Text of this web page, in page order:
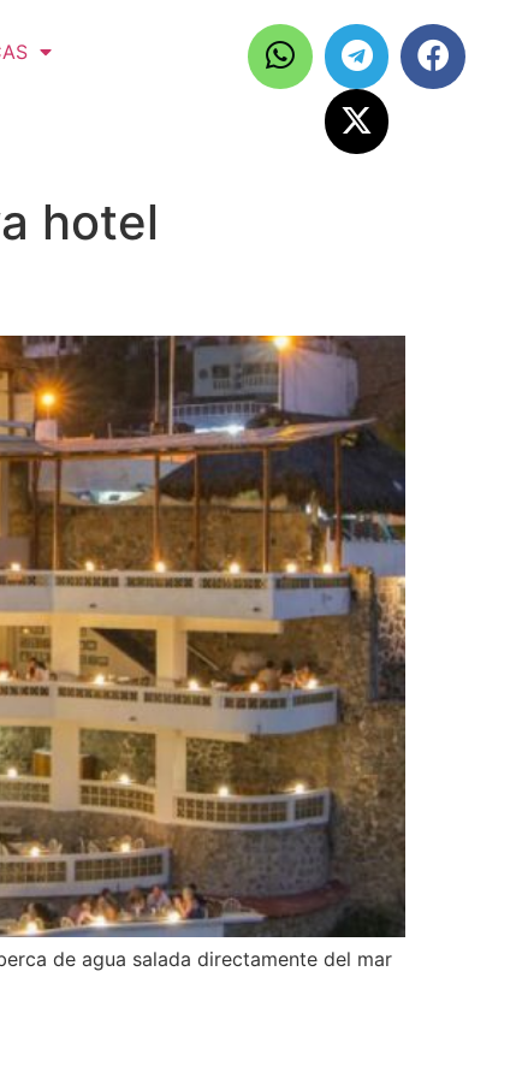
hotel
de agua salada directamente del mar